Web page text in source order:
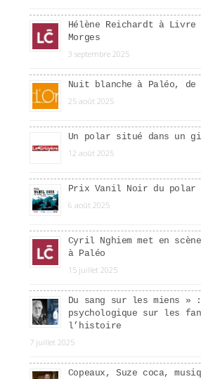
Hélène Reichardt à
Morges
3 septembre 2025
Nuit blanche à Paléo, de
25 août 2025
Un polar situé dans un
12 août 2025
Prix Vanil Noir du
6 août 2025
Cyril Nghiem met en
à Paléo
15 juillet 2025
Du sang sur les miens
psychologique sur les
l’histoire
7 juillet 2025
Copeaux, Suze coca,